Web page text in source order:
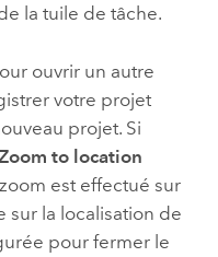
la tuile de tâche.
ouvrir un autre
votre projet
projet. Si
to location
est effectué sur
sur la localisation de
pour fermer le